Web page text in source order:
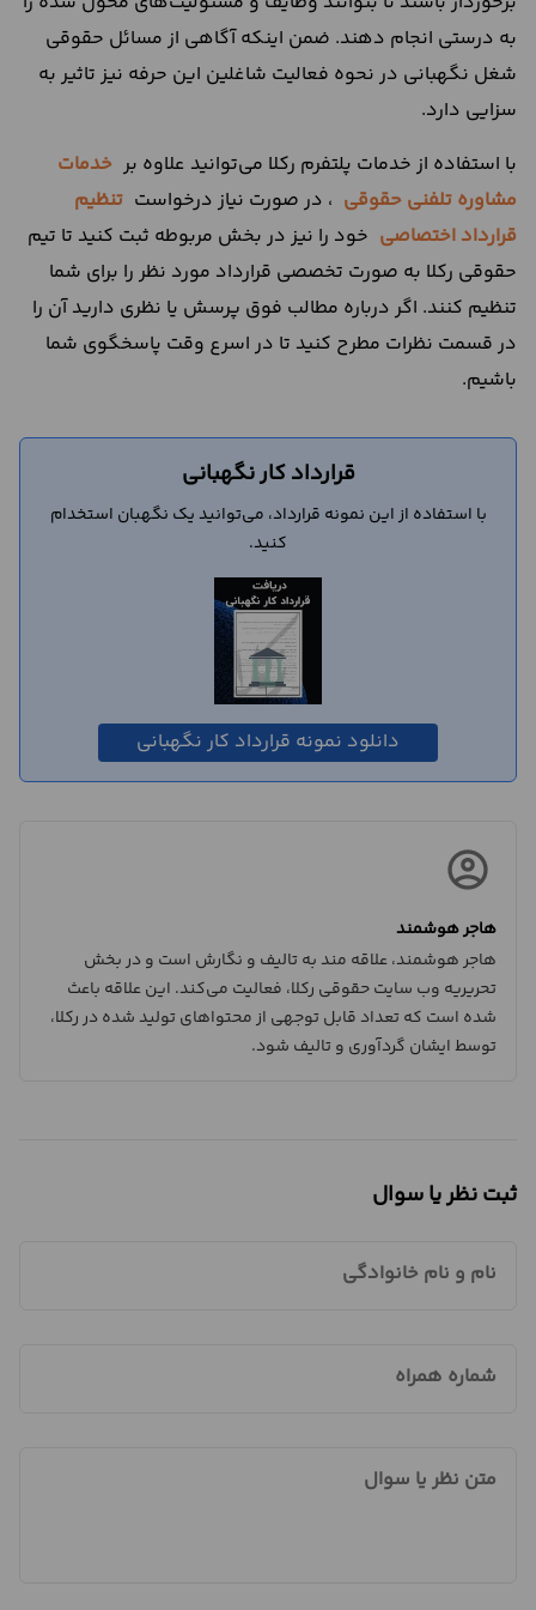
به درستی انجام دهند. ضمن اینکه آگاهی از مسائل حقوقی
شغل نگهبانی در نحوه فعالیت شاغلین این حرفه نیز تاثیر به
سزایی دارد.
با استفاده از خدمات پلتفرم رکلا می‌توانید علاوه بر خدمات
مشاوره تلفنی حقوقی ، در صورت نیاز درخواست تنظیم
قرارداد اختصاصی خود را نیز در بخش مربوطه ثبت کنید تا تیم
حقوقی رکلا به صورت تخصصی قرارداد مورد نظر را برای شما
تنظیم کنند. اگر درباره مطالب فوق پرسش یا نظری دارید آن را
در قسمت نظرات مطرح کنید تا در اسرع وقت پاسخگوی شما
باشیم.
قرارداد کار نگهبانی
با استفاده از این نمونه قرارداد، می‌توانید یک نگهبان استخدام
کنید.
دانلود نمونه قرارداد کار نگهبانی
هاجر هوشمند
هاجر هوشمند، علاقه مند به تالیف و نگارش است و در بخش
تحریریه وب سایت حقوقی رکلا، فعالیت می‌کند. این علاقه باعث
شده است که تعداد قابل توجهی از محتواهای تولید شده در رکلا،
توسط ایشان گردآوری و تالیف شود.
ثبت نظر یا سوال
نام و نام خانوادگی
شماره همراه
متن نظر یا سوال